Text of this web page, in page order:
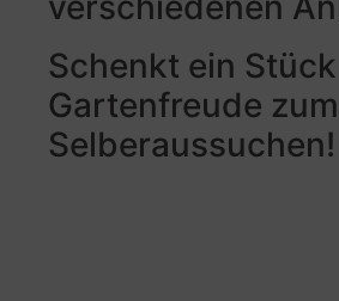
Schenkt ein Stück
Gartenfreude zum
Selberaussuchen!